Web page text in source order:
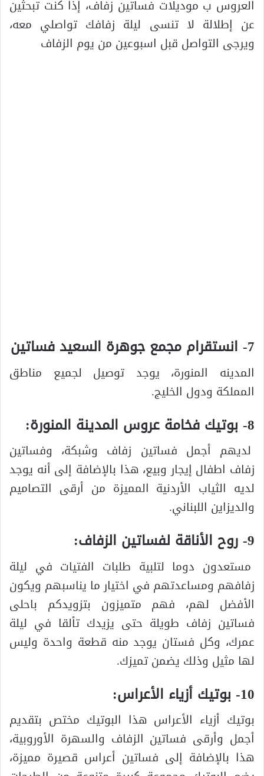
العروس ب موديلات فساتين زفاف، إذا كنت تبحثين
عن إطلالة لا تنسى ليلة زفافك تواصلي معه،
ويرجى التواصل قبل اسبوعين من يوم الزفاف
7- انستقرام مجمع جوهرة السعيد فساتين
المدينه المنورة، يوجد توصيل لجميع مناطق
المملكة ودول الخليج.
8- بوتيك فخامة عروس المدينة المنورة:
لديهم أجمل فساتين زفاف وشبكة، وفساتين
زفاف اطفال إيجار وبيع، هذا بالإضافة إلى أنه يوجد
لديه الثياب الأردنية المميزة من أرقى التصاميم
والديزاين اللبناني.
9- روح الأناقة لفساتين الزفاف:
مستعدون دوما لتلبية طلبات الفتيات في ليلة
زفافهم ومساعدتهم في اختيار ما يناسبهم ويكون
الأفضل لهم، فهم متميزون بتزويدكم باحلى
فساتين زفاف طويلة حتى يزيدك تألقا في ليلة
عمرك، وكل فستان يوجد منه قطعة واحدة وليس
لها مثيل وذلك يضمن تميزك.
10- بوتيك أزياء الأعراس:
بوتيك أزياء الأعراس هذا البوتيك مختص بتقديم
أجمل وأرقى فساتين الزفاف والسهرة الأوروبية،
هذا بالإضافة إلى فساتين أعراس قصيرة مميزة،